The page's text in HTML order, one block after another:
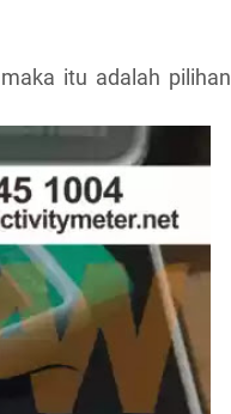
itu adalah pilihan